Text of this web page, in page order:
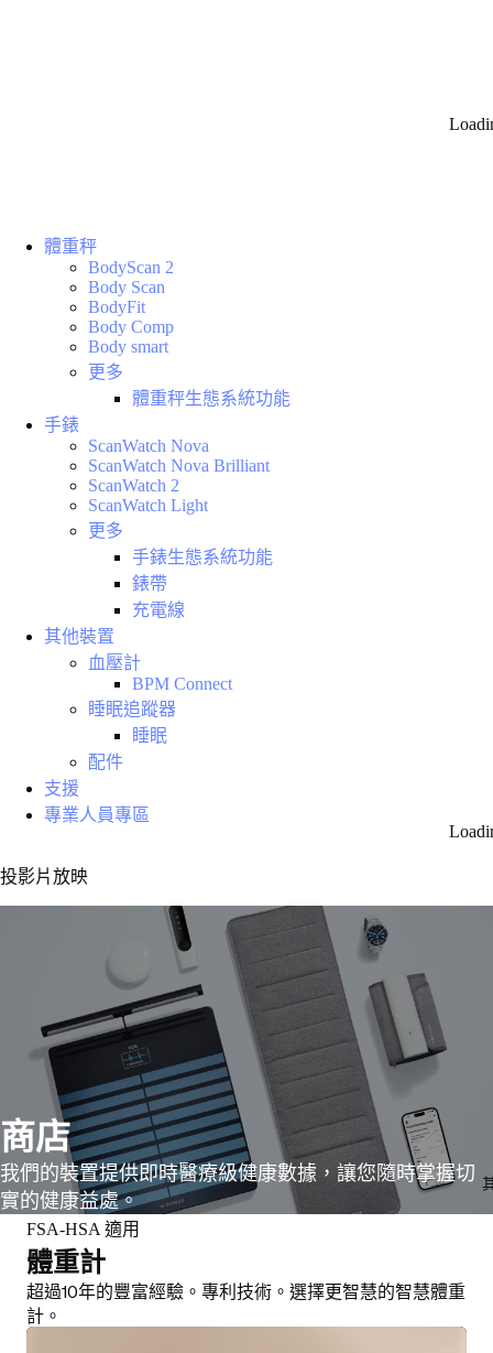
體重秤
BodyScan 2
Body Scan
BodyFit
Body Comp
Body smart
更多
體重秤生態系統功能
手錶
ScanWatch Nova
ScanWatch Nova Brilliant
ScanWatch 2
ScanWatch Light
更多
手錶生態系統功能
錶帶
充電線
其他裝置
血壓計
BPM Connect
睡眠追蹤器
睡眠
配件
支援
專業人員專區
投影片放映
商店
我們的裝置提供即時醫療級健康數據，讓您隨時掌握切
實的健康益處。
FSA-HSA 適用
體重計
超過10年的豐富經驗。專利技術。選擇更智慧的智慧體重
計。